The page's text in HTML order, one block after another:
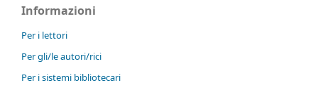
Informazioni
Per i lettori
Per gli/le autori/rici
Per i sistemi bibliotecari